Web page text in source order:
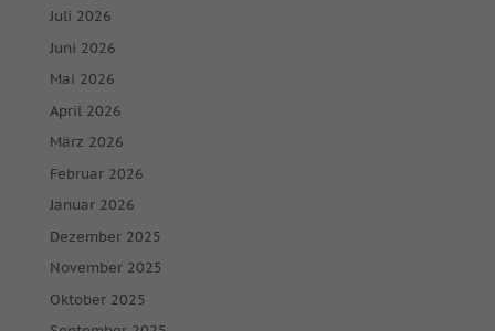
Juli 2026
Juni 2026
Mai 2026
April 2026
März 2026
Februar 2026
Januar 2026
Dezember 2025
November 2025
Oktober 2025